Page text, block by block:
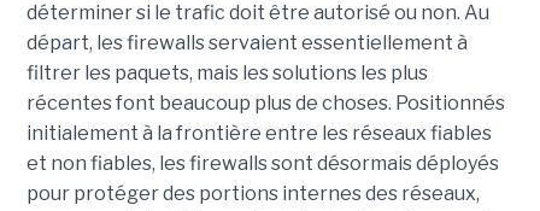
déterminer si le trafic doit être autorisé ou non. Au
départ, les firewalls servaient essentiellement à
filtrer les paquets, mais les solutions les plus
récentes font beaucoup plus de choses. Positionnés
initialement à la frontière entre les réseaux fiables
et non fiables, les firewalls sont désormais déployés
pour protéger des portions internes des réseaux,